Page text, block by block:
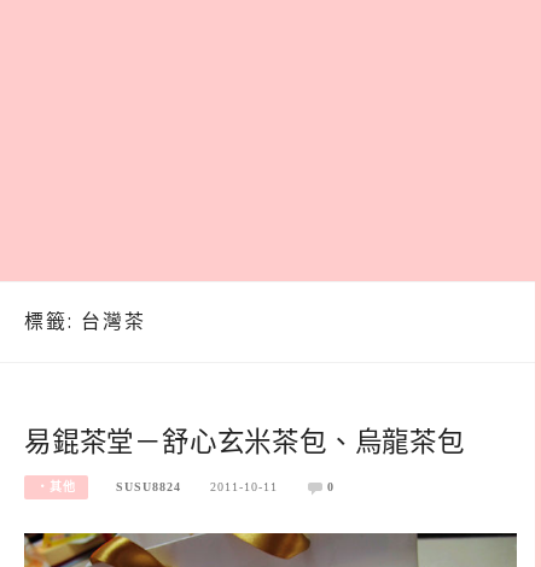
標籤: 台灣茶
易錕茶堂－舒心玄米茶包、烏龍茶包
‧其他 SUSU8824 2011-10-11 0